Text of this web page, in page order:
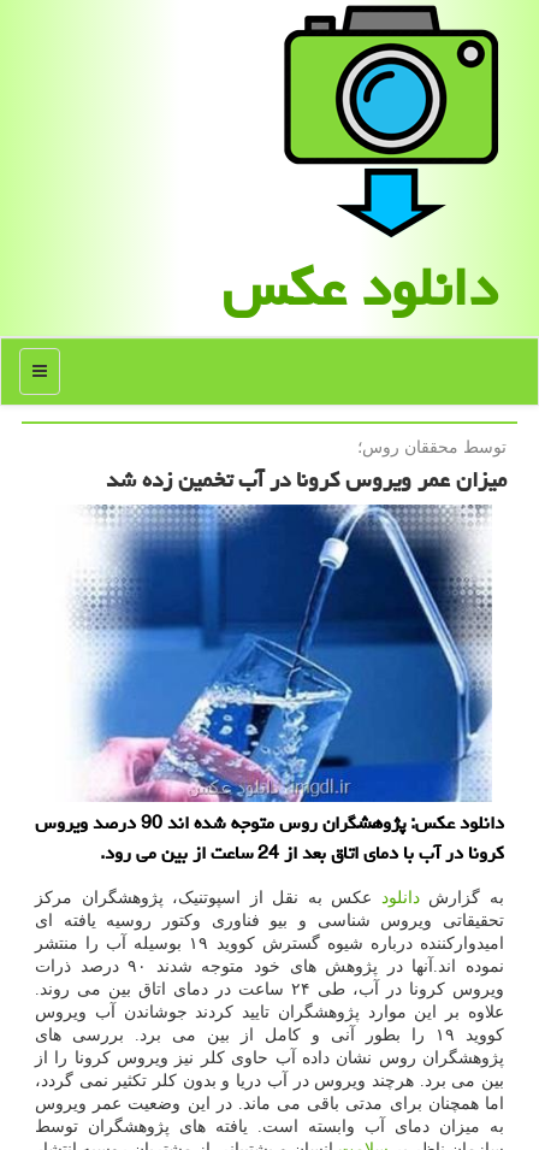
دانلود عكس
منو
توسط محققان روس؛
میزان عمر ویروس كرونا در آب تخمین زده شد
دانلود عكس: پژوهشگران روس متوجه شده اند 90 درصد ویروس
كرونا در آب با دمای اتاق بعد از 24 ساعت از بین می رود.
به گزارشدانلود
عکس به نقل از اسپوتنیک، پژوهشگران مرکز
تحقیقاتی ویروس شناسی و بیو فناوری وکتور روسیه یافته ای
امیدوارکننده درباره شیوه گسترش کووید ۱۹ بوسیله آب را منتشر
نموده اند.آنها در پژوهش های خود متوجه شدند ۹۰ درصد ذرات
ویروس کرونا در آب، طی ۲۴ ساعت در دمای اتاق بین می روند.
علاوه بر این موارد پژوهشگران تایید کردند جوشاندن آب ویروس
کووید ۱۹ را بطور آنی و کامل از بین می برد. بررسی های
پژوهشگران روس نشان داده آب حاوی کلر نیز ویروس کرونا را از
بین می برد. هرچند ویروس در آب دریا و بدون کلر تکثیر نمی گردد،
اما همچنان برای مدتی باقی می ماند. در این وضعیت عمر ویروس
به میزان دمای آب وابسته است. یافته های پژوهشگران توسط